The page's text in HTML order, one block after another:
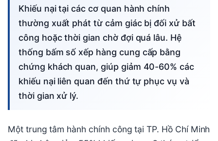
Khiếu nại tại các cơ quan hành chính
thường xuất phát từ cảm giác bị đối xử bất
công hoặc thời gian chờ đợi quá lâu. Hệ
thống bấm số xếp hàng cung cấp bằng
chứng khách quan, giúp giảm 40-60% các
khiếu nại liên quan đến thứ tự phục vụ và
thời gian xử lý.
Một trung tâm hành chính công tại TP. Hồ Chí Minh